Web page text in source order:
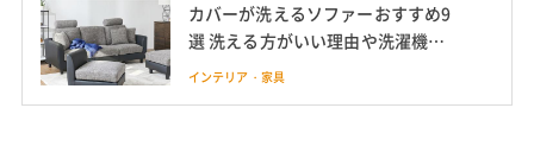
カバーが洗えるソファーおすすめ9
選 洗える方がいい理由や洗濯機対
応も紹介
インテリア・家具